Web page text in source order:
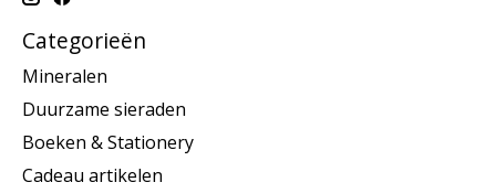
Categorieën
Mineralen
Duurzame sieraden
Boeken & Stationery
Cadeau artikelen